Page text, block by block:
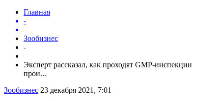
Главная
-
Зообизнес
-
Эксперт рассказал, как проходят GMP-инспекции
прои...
Зообизнес 23 декабря 2021, 7:01